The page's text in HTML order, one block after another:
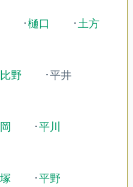
･樋口 ･ 土方
野 ･平井
･平川
･平野